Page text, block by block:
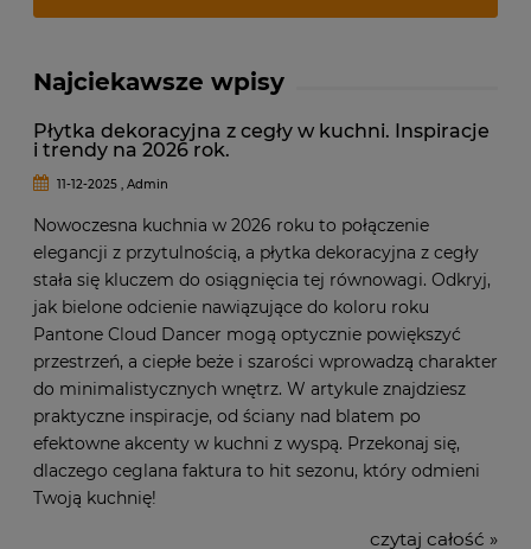
Najciekawsze wpisy
Płytka dekoracyjna z cegły w kuchni. Inspiracje
i trendy na 2026 rok.
11-12-2025 , Admin
Nowoczesna kuchnia w 2026 roku to połączenie
elegancji z przytulnością, a płytka dekoracyjna z cegły
stała się kluczem do osiągnięcia tej równowagi. Odkryj,
jak bielone odcienie nawiązujące do koloru roku
Pantone Cloud Dancer mogą optycznie powiększyć
przestrzeń, a ciepłe beże i szarości wprowadzą charakter
do minimalistycznych wnętrz. W artykule znajdziesz
praktyczne inspiracje, od ściany nad blatem po
efektowne akcenty w kuchni z wyspą. Przekonaj się,
dlaczego ceglana faktura to hit sezonu, który odmieni
Twoją kuchnię!
czytaj całość »